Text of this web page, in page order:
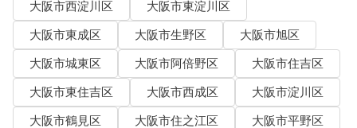
大阪市西淀川区
大阪市東淀川区
大阪市東成区
大阪市生野区
大阪市旭区
大阪市城東区
大阪市阿倍野区
大阪市住吉区
大阪市東住吉区
大阪市西成区
大阪市淀川区
大阪市鶴見区
大阪市住之江区
大阪市平野区